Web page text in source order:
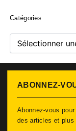
Catégories
Catégories
ABONNEZ-
Abonnez-vous
des articles et plus